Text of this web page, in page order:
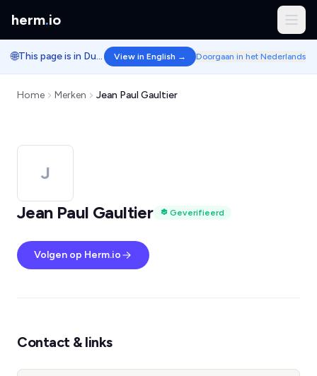
herm.io
🌐 This page is in Dutch. View in English → Doorgaan in het Nederlands
Home Merken Jean Paul Gaultier
J
Jean Paul Gaultier
Geverifieerd
Volgen op Herm.io
Contact & links